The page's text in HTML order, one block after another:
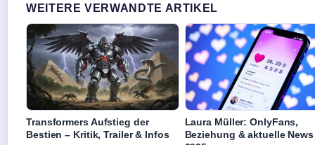
WEITERE VERWANDTE ARTIKEL
Transformers Aufstieg der
Bestien – Kritik, Trailer & Infos
Laura Müller: OnlyFans,
Beziehung & aktuelle News